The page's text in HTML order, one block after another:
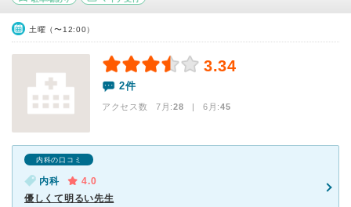
土曜（〜12:00）
3.34
2件
アクセス数 7月:28 | 6月:45
内科の口コミ
内科
4.0
優しくて明るい先生